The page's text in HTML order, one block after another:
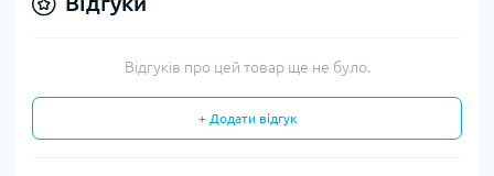
Відгуків про цей товар ще не було.
+ Додати відгук